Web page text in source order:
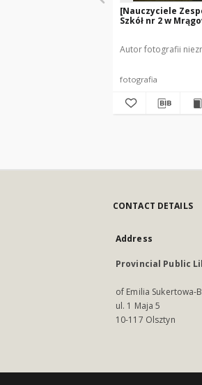
[Nauczyciele
Szkół nr 2 w
Autor fotografii
fotografia
CONTACT DETAILS
Address
Provincial Public
of Emilia Sukertowa-
ul. 1 Maja 5
10-117 Olsztyn